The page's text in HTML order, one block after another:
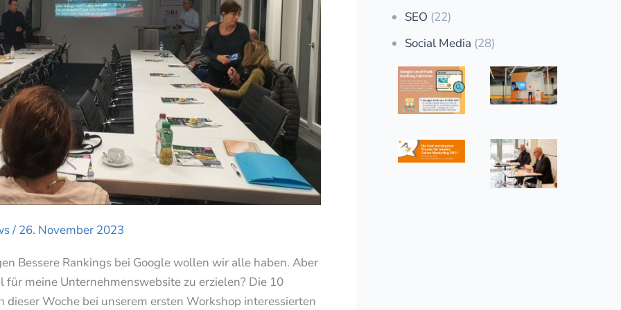
/ 26. November 2023
Bessere Rankings bei Google wollen wir alle haben. Aber
für meine Unternehmenswebsite zu erzielen? Die 10
Woche bei unserem ersten Workshop interessierten
SEO (22)
Social Media (28)